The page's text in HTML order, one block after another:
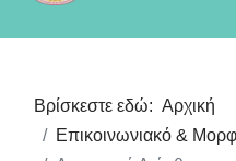
Βρίσκεστε εδώ: Αρχική
Επικοινωνιακό &